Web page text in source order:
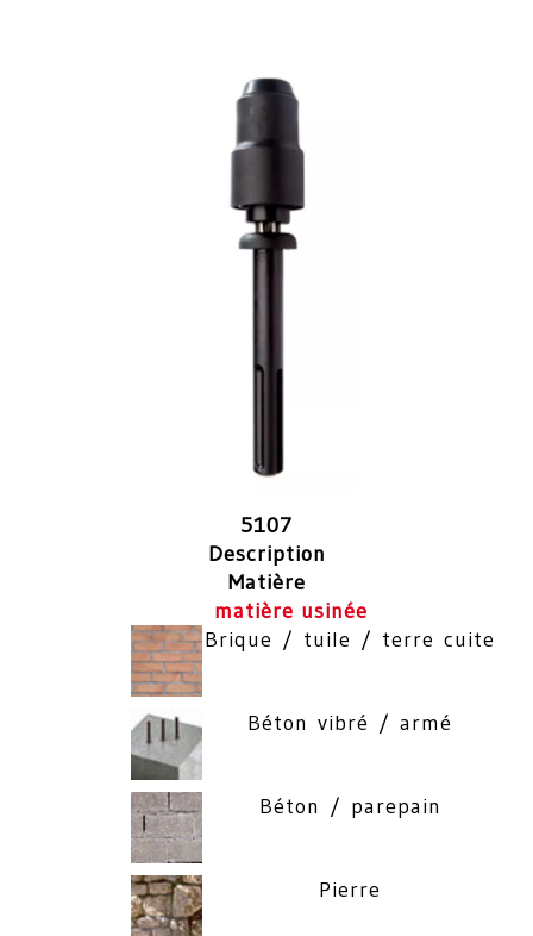
5107
Description
Matière
matière usinée
Brique / tuile / terre cuite
Béton vibré / armé
Béton / parepain
Pierre